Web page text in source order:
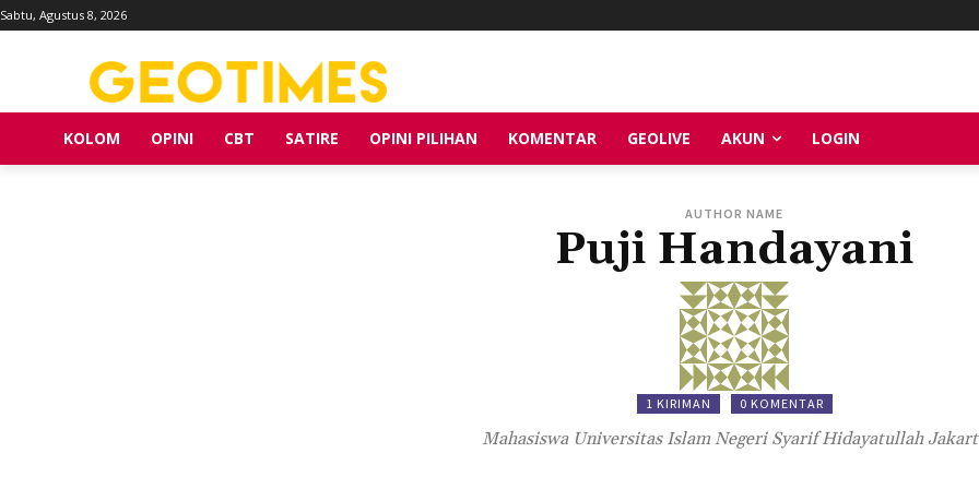
Sabtu, Agustus 8, 2026
KOLOM OPINI CBT SATIRE OPINI PILIHAN KOMENTAR GEOLIVE AKUN LOGIN
AUTHOR NAME
Puji Handayani
1 KIRIMAN 0 KOMENTAR
Mahasiswa Universitas Islam Negeri Syarif Hidayatullah